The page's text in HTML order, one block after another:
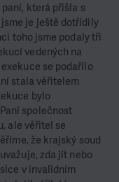
která přišla s
je ještě dotřídily
toho jsme podaly tři
vedených na
se podařilo
stala věřitelem
bylo
společnost
ale věřitel se
že krajský soud
zda jít nebo
v invalidním